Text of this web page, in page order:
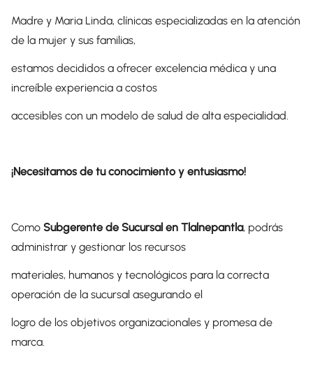
Madre y Maria Linda, clínicas especializadas en la atención
de la mujer y sus familias,
estamos decididos a ofrecer excelencia médica y una
increíble experiencia a costos
accesibles con un modelo de salud de alta especialidad.
¡Necesitamos de tu conocimiento y entusiasmo!
Como Subgerente de Sucursal en Tlalnepantla, podrás
administrar y gestionar los recursos
materiales, humanos y tecnológicos para la correcta
operación de la sucursal asegurando el
logro de los objetivos organizacionales y promesa de
marca.